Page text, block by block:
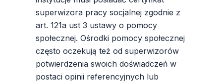
superwizora pracy socjalnej zgodnie z
art. 121a ust 3 ustawy o pomocy
społecznej. Ośrodki pomocy społecznej
często oczekują też od superwizorów
potwierdzenia swoich doświadczeń w
postaci opinii referencyjnych lub